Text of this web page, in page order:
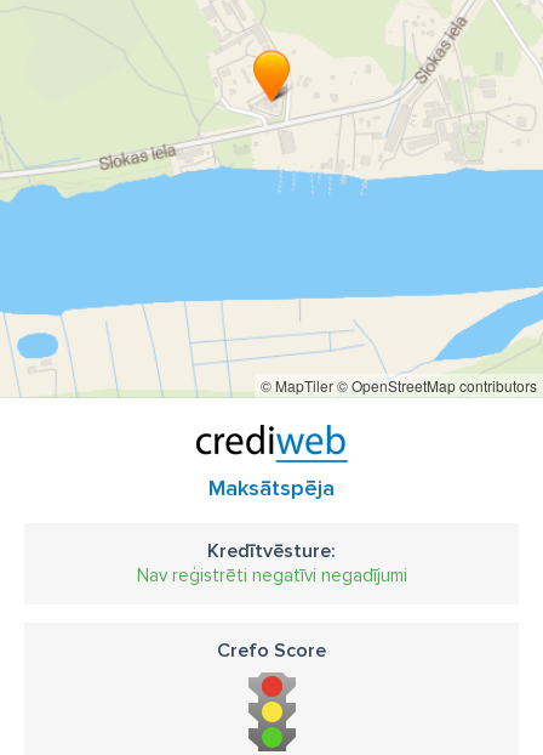
© MapTiler© OpenStreetMap contributors
Maksātspēja
Kredītvēsture:
Nav reģistrēti negatīvi negadījumi
Crefo Score